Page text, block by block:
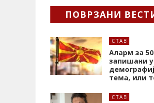
ПОВРЗАНИ
СТАВ
Аларм за
запишани
тема, или
СТАВ